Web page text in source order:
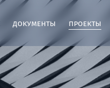
документы проекты